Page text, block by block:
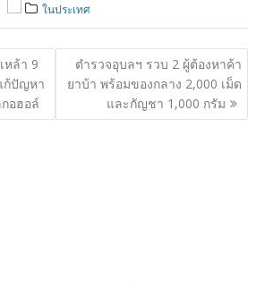
ในประเทศ
หล้า 9
ก้ปัญหา
อฮอล์
ตำรวจอุบลฯ รวบ 2 ผู้ต้องหาค้า
ยาบ้า พร้อมของกลาง 2,000 เม็ด
และกัญชา 1,000 กรัม